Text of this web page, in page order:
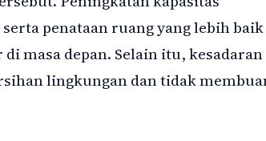
penataan ruang yang lebih baik
masa depan. Selain itu, kesadaran
lingkungan dan tidak